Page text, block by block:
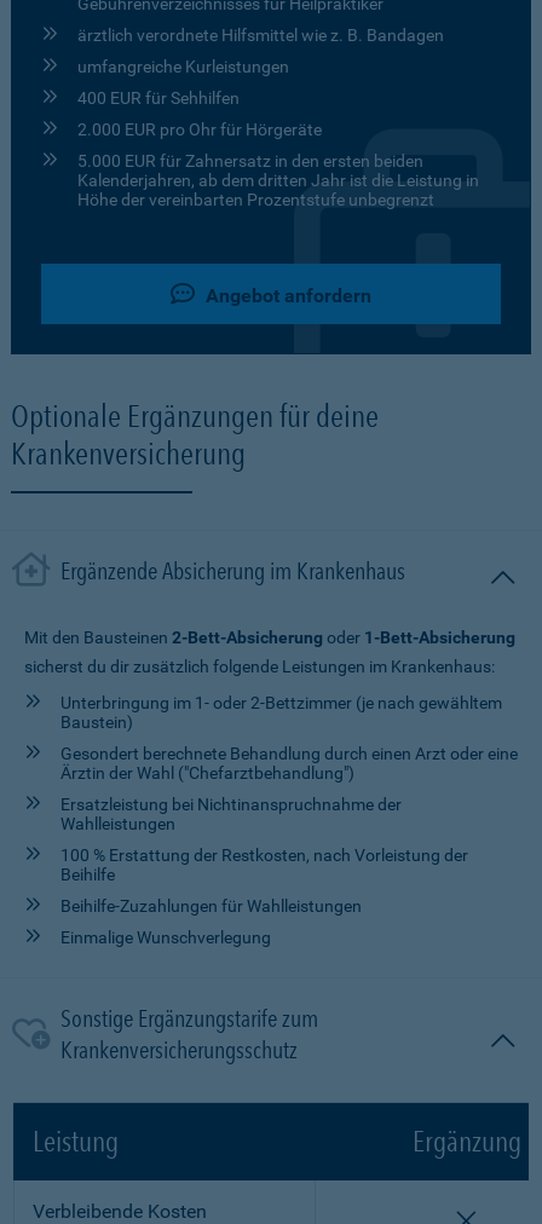
ärztlich verordnete Hilfsmittel wie z. B. Bandagen
umfangreiche Kurleistungen
400 EUR für Sehhilfen
2.000 EUR pro Ohr für Hörgeräte
5.000 EUR für Zahnersatz in den ersten beiden
Kalenderjahren, ab dem dritten Jahr ist die Leistung in
Höhe der vereinbarten Prozentstufe unbegrenzt
Angebot anfordern
Optionale Ergänzungen für deine
Krankenversicherung
Ergänzende Absicherung im Krankenhaus
Mit den Bausteinen 2-Bett-Absicherung oder 1-Bett-Absicherung
sicherst du dir zusätzlich folgende Leistungen im Krankenhaus:
Unterbringung im 1- oder 2-Bettzimmer (je nach gewähltem
Baustein)
Gesondert berechnete Behandlung durch einen Arzt oder eine
Ärztin der Wahl ("Chefarztbehandlung")
Ersatzleistung bei Nichtinanspruchnahme der
Wahlleistungen
100 % Erstattung der Restkosten, nach Vorleistung der
Beihilfe
Beihilfe-Zuzahlungen für Wahlleistungen
Einmalige Wunschverlegung
Sonstige Ergänzungstarife zum
Krankenversicherungsschutz
Leistung Ergänzung
Verbleibende Kosten